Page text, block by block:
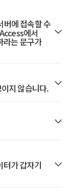
사용을 권장합니다.
색하여 설치하면
R8-Model 2,3,4,
전이 낮으면
점명, 안테나높이
있습니다. 또한
번호)
전원이
됩니다.
는 모델이
확인하시고
페이지로
발급받을 수
버에 접속할 수
에서
라는 문구가
.
기 바랍니다.
지 않습니다.
해야 합니다.
터가 갑자기